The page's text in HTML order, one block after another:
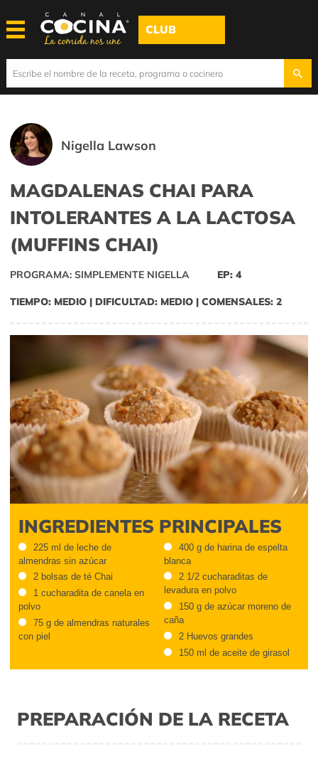
CLUB
Nigella Lawson
MAGDALENAS CHAI PARA
INTOLERANTES A LA LACTOSA
(MUFFINS CHAI)
PROGRAMA: SIMPLEMENTE NIGELLA EP: 4
TIEMPO: MEDIO | DIFICULTAD: MEDIO | COMENSALES: 2
INGREDIENTES PRINCIPALES
225 ml de leche de
almendras sin azúcar
2 bolsas de té Chai
1 cucharadita de canela en
polvo
75 g de almendras naturales
con piel
400 g de harina de espelta
blanca
2 1/2 cucharaditas de
levadura en polvo
150 g de azúcar moreno de
caña
2 Huevos grandes
150 ml de aceite de girasol
PREPARACIÓN DE LA RECETA